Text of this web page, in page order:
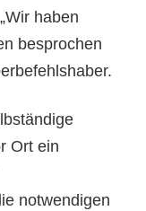
haben
besprochen
Ort ein
notwendigen